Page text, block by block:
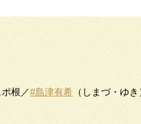
根／#島津有希 （しまづ・ゆき